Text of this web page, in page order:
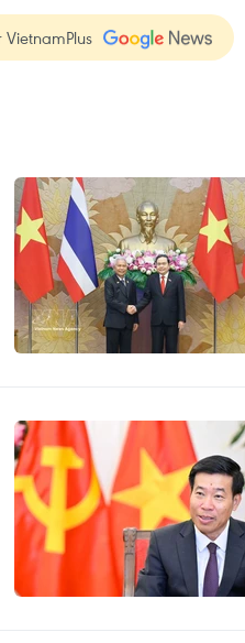
VietnamPlus